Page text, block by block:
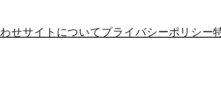
せサイトについてプライバシーポリシー